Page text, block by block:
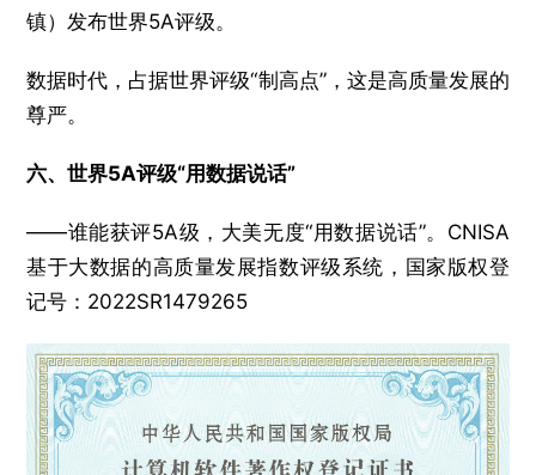
镇）发布世界5A评级。
数据时代，占据世界评级“制高点”，这是高质量发展的
尊严。
六、世界5A评级“用数据说话”
——谁能获评5A级，大美无度“用数据说话”。CNISA
基于大数据的高质量发展指数评级系统，国家版权登
记号：2022SR1479265